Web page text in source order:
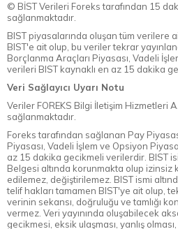
© BİST Verileri Foreks tarafından 15
sağlanmaktadır.
BIST piyasalarında oluşan tüm verilere
BIST'e ait olup, bu veriler tekrar
Borçlanma Araçları Piyasası, Vadeli
verileri BIST kaynaklı en az 15 dakika
Veri Sağlayıcı Uyarı Notu
Veriler FOREKS Bilgi İletişim Hizmetleri
sağlanmaktadır.
Foreks tarafından sağlanan Pay
Piyasası, Vadeli İşlem ve Opsiyon
az 15 dakika gecikmeli verilerdir. BIST
Belgesi altında korunmakta olup izinsiz
edilemez, değiştirilemez. BIST ismi
telif hakları tamamen BIST'ye ait olup,
verinin sekansı, doğruluğu ve tamlığı
vermez. Veri yayınında oluşabilecek
gecikmesi, eksik ulaşması, yanlış